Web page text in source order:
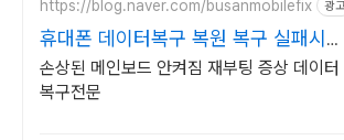
https://blog.naver.com/busanmobilefix 광
휴대폰 데이터복구 복원 복구 실패시
비용 안받습니다
손상된 메인보드 안켜짐 재부팅 증상 데이터
복구전문